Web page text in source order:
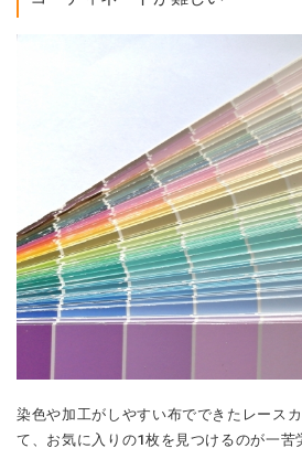
染色や加工がしやすい布でできたレース
て、お気に入りの1枚を見つけるのが一苦